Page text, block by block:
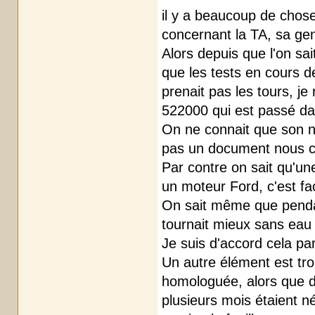
il y a beaucoup de
concernant la TA, sa
Alors depuis que l'on
que les tests en cours
prenait pas les tours, je
522000 qui est passé
On ne connait que son
pas un document nous
Par contre on sait
un moteur Ford, c'est
On sait même que
tournait mieux sans
Je suis d'accord cela
Un autre élément est
homologuée, alors que
plusieurs mois étaient